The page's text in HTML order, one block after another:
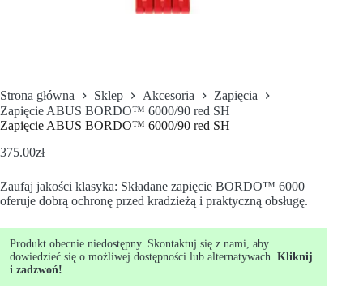
Strona główna Sklep Akcesoria
Zapięcia
Zapięcie ABUS BORDO™ 6000/90 red SH
Zapięcie ABUS BORDO™ 6000/90 red SH
375.00zł
Zaufaj jakości klasyka: Składane zapięcie BORDO™ 6000
oferuje dobrą ochronę przed kradzieżą i praktyczną obsługę.
Produkt obecnie niedostępny. Skontaktuj się z nami, aby
dowiedzieć się o możliwej dostępności lub alternatywach. Kliknij
i zadzwoń!